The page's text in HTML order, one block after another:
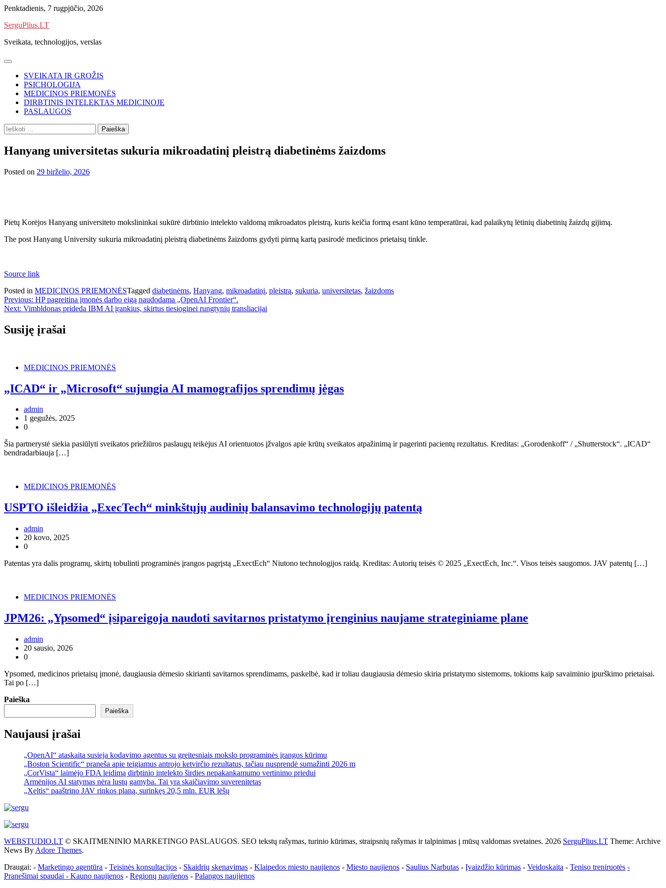
Skip
content
Penktadienis, 7 rugpjūčio, 2026
SerguPlius.LT
Sveikata, technologijos, verslas
SVEIKATA IR GROŽIS
PSICHOLOGIJA
MEDICINOS PRIEMONĖS
DIRBTINIS INTELEKTAS MEDICINOJE
PASLAUGOS
Ieškoti:
Hanyang universitetas sukuria mikroadatinį pleistrą diabetinėms žaizdoms
Posted on 29 birželio, 2026
Pietų Korėjos Hanyang universiteto mokslininkai sukūrė dirbtinio intelekto valdomą mikroadatos pleistrą, kuris keičia formą esant kūno temperatūrai, kad palaikytų lėtinių diabetinių žaizdų gijimą.
The post Hanyang University sukuria mikroadatinį pleistrą diabetinėms žaizdoms gydyti pirmą kartą pasirodė medicinos prietaisų tinkle.
Source link
Posted in MEDICINOS PRIEMONĖSTagged diabetinėms, Hanyang, mikroadatinį, pleistrą, sukuria, universitetas, žaizdoms
Navigacija
tarp
įrašų
Previous: HP pagreitina įmonės darbo eigą naudodama „OpenAI Frontier“.
Next: Vimbldonas prideda IBM AI įrankius, skirtus tiesioginei rungtynių transliacijai
Susiję įrašai
MEDICINOS PRIEMONĖS
„ICAD“ ir „Microsoft“ sujungia AI mamografijos sprendimų jėgas
admin
1 gegužės, 2025
0
Šia partnerystė siekia pasiūlyti sveikatos priežiūros paslaugų teikėjus AI orientuotos įžvalgos apie krūtų sveikatos atpažinimą ir pagerinti pacientų rezultatus. Kreditas: „Gorodenkoff“ / „Shutterstock“. „ICAD“
bendradarbiauja […]
MEDICINOS PRIEMONĖS
USPTO išleidžia „ExecTech“ minkštųjų audinių balansavimo technologijų patentą
admin
20 kovo, 2025
0
Patentas yra dalis programų, skirtų tobulinti programinės įrangos pagrįstą „ExectEch“ Niutono technologijos raidą. Kreditas: Autorių teisės © 2025 „ExectEch, Inc.“. Visos teisės saugomos. JAV patentų […]
MEDICINOS PRIEMONĖS
JPM26: „Ypsomed“ įsipareigoja naudoti savitarnos pristatymo įrenginius naujame strateginiame plane
admin
20 sausio, 2026
0
Ypsomed, medicinos prietaisų įmonė, daugiausia dėmesio skirianti savitarnos sprendimams, paskelbė, kad ir toliau daugiausia dėmesio skiria pristatymo sistemoms, tokioms kaip savaiminio įpurškimo prietaisai.
Tai po […]
Paieška
Paieška
Naujausi įrašai
„OpenAI“ ataskaita susieja kodavimo agentus su greitesniais mokslo programinės įrangos kūrimu
„Boston Scientific“ praneša apie teigiamus antrojo ketvirčio rezultatus, tačiau nusprendė sumažinti 2026 m
„CorVista“ laimėjo FDA leidimą dirbtinio intelekto širdies nepakankamumo vertinimo priedui
Armėnijos AI statymas nėra lustų gamyba. Tai yra skaičiavimo suverenitetas
„Xeltis“ paaštrino JAV rinkos planą, surinkęs 20,5 mln. EUR lėšų
WEBSTUDIO.LT © SKAITMENINIO MARKETINGO PASLAUGOS. SEO tekstų rašymas, turinio kūrimas, straipsnių rašymas ir talpinimas į mūsų valdomas svetaines. 2026 SerguPlius.LT Theme: Archive
News By Adore Themes.
Draugai: - Marketingo agentūra - Teisinės konsultacijos - Skaidrių skenavimas - Klaipedos miesto naujienos - Miesto naujienos - Saulius Narbutas - Įvaizdžio kūrimas - Veidoskaita - Teniso treniruotės -
Pranešimai spaudai - Kauno naujienos - Regionų naujienos - Palangos naujienos